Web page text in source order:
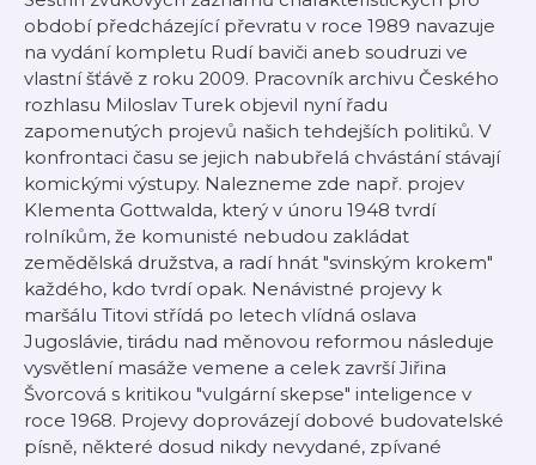
období předcházející převratu v roce 1989 navazuje
na vydání kompletu Rudí baviči aneb soudruzi ve
vlastní šťávě z roku 2009. Pracovník archivu Českého
rozhlasu Miloslav Turek objevil nyní řadu
zapomenutých projevů našich tehdejších politiků. V
konfrontaci času se jejich nabubřelá chvástání stávají
komickými výstupy. Nalezneme zde např. projev
Klementa Gottwalda, který v únoru 1948 tvrdí
rolníkům, že komunisté nebudou zakládat
zemědělská družstva, a radí hnát "svinským krokem"
každého, kdo tvrdí opak. Nenávistné projevy k
maršálu Titovi střídá po letech vlídná oslava
Jugoslávie, tirádu nad měnovou reformou následuje
vysvětlení masáže vemene a celek završí Jiřina
Švorcová s kritikou "vulgární skepse" inteligence v
roce 1968. Projevy doprovázejí dobové budovatelské
písně, některé dosud nikdy nevydané, zpívané